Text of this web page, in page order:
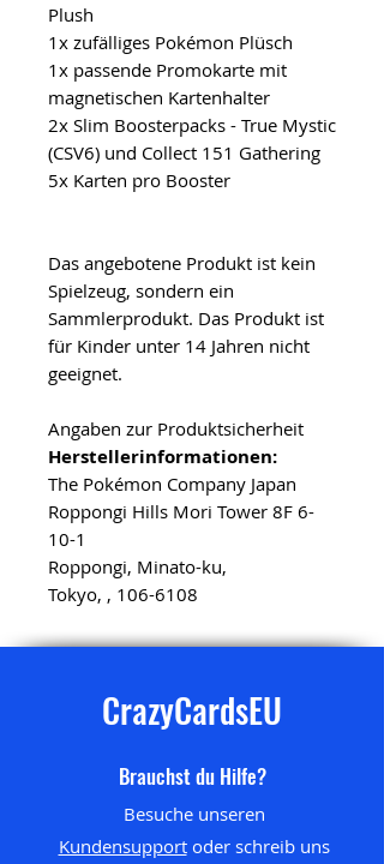
Plush
1x zufälliges Pokémon Plüsch
1x passende Promokarte mit
magnetischen Kartenhalter
2x Slim Boosterpacks - True Mystic
(CSV6) und Collect 151 Gathering
5x Karten pro Booster
Das angebotene Produkt ist kein
Spielzeug, sondern ein
Sammlerprodukt. Das Produkt ist
für Kinder unter 14 Jahren nicht
geeignet.
Angaben zur Produktsicherheit
Herstellerinformationen:
The Pokémon Company Japan
Roppongi Hills Mori Tower 8F 6-
10-1
Roppongi, Minato-ku,
Tokyo, , 106-6108
CrazyCardsEU
Brauchst du Hilfe?
Besuche unseren
Kundensupportoder schreib uns